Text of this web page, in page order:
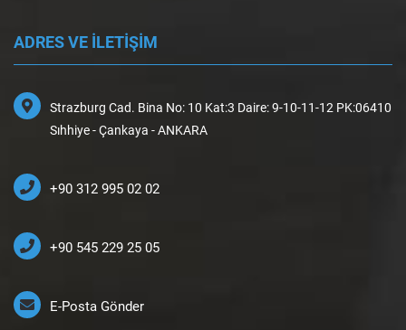
ADRES VE İLETİŞİM
Strazburg Cad. Bina No: 10 Kat:3 Daire: 9-10-11-12 PK:06410
Sıhhiye - Çankaya - ANKARA
+90 312 995 02 02
+90 545 229 25 05
E-Posta Gönder